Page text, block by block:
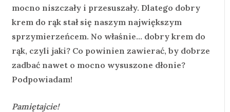
mocno niszczały i przesuszały. Dlatego dobry
krem do rąk stał się naszym największym
sprzymierzeńcem. No właśnie… dobry krem do
rąk, czyli jaki? Co powinien zawierać, by dobrze
zadbać nawet o mocno wysuszone dłonie?
Podpowiadam!
Pamiętajcie!